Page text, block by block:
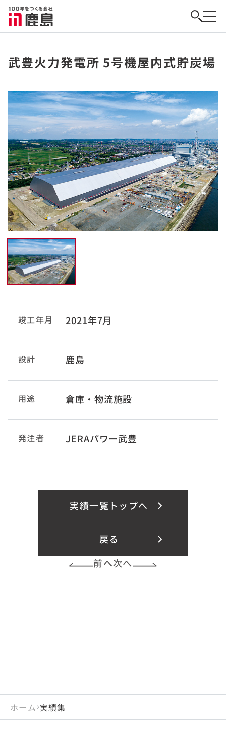
武豊火力発電所 5号機屋内式貯炭場
竣工年月 2021年7月
設計 鹿島
用途 倉庫・物流施設
発注者 JERAパワー武豊
実績一覧トップへ
戻る
前へ次へ
ホーム 実績集